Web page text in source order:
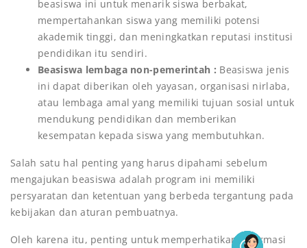
beasiswa ini untuk menarik siswa berbakat,
mempertahankan siswa yang memiliki potensi
akademik tinggi, dan meningkatkan reputasi institusi
pendidikan itu sendiri.
Beasiswa lembaga non-pemerintah : Beasiswa jenis
ini dapat diberikan oleh yayasan, organisasi nirlaba,
atau lembaga amal yang memiliki tujuan sosial untuk
mendukung pendidikan dan memberikan
kesempatan kepada siswa yang membutuhkan.
Salah satu hal penting yang harus dipahami sebelum
mengajukan beasiswa adalah program ini memiliki
persyaratan dan ketentuan yang berbeda tergantung pada
kebijakan dan aturan pembuatnya.
Oleh karena itu, penting untuk memperhatikan informasi